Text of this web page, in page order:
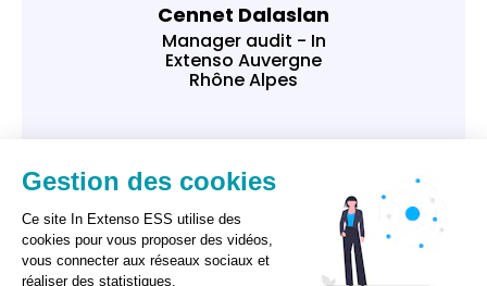
Cennet Dalaslan
Manager audit - In
Extenso Auvergne
Rhône Alpes
Gestion des cookies
Ce site In Extenso ESS utilise des
cookies pour vous proposer des vidéos,
vous connecter aux réseaux sociaux et
réaliser des statistiques.